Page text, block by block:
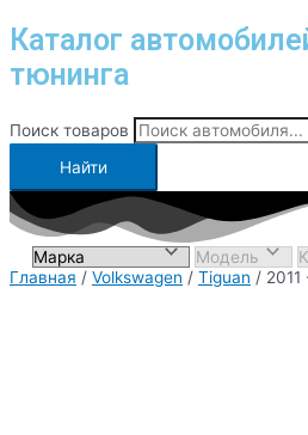
Каталог
тюнинга
Поиск товаров
Найти
Главная / Volkswagen / Tiguan / 2011